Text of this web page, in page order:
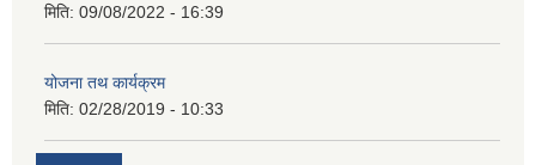
मिति: 09/08/2022 - 16:39
योजना तथ कार्यक्रम
मिति: 02/28/2019 - 10:33